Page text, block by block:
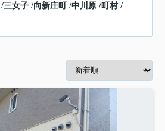
/三女子 /向新庄町 /中川原 /町村/